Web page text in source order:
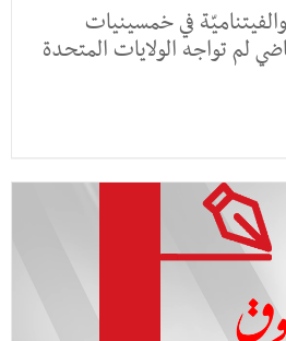
في خمسينيات
لم تواجه الولايات المتحدة